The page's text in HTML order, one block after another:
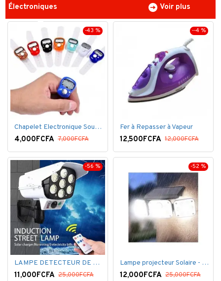
Électroniques Voir plus
-43 %
Chapelet Electronique Sous Forme De Bague Tasbih
4,000FCFA 7,000FCFA
--4 %
Fer à Repasser à Vapeur
12,500FCFA 12,000FCFA
-56 %
LAMPE DETECTEUR DE MOUVEMENT SOLAR SENSOR LIGHT
11,000FCFA 25,000FCFA
-52 %
Lampe projecteur Solaire - Détecteur de mouvement - Intelligente 3 Face
12,000FCFA 25,000FCFA